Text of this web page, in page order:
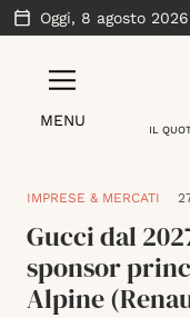
Oggi, 8 agosto 2026
MENU
IL
IMPRESE & MERCATI
Gucci dal
sponsor
Alpine